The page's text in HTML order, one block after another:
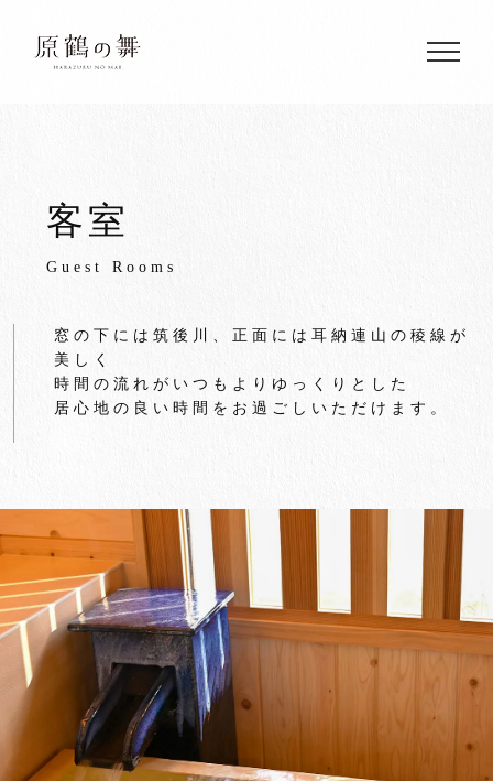
content
客室
Guest Rooms
窓の下には筑後川、正面には耳納連山の稜線が
美しく
時間の流れがいつもよりゆっくりとした
居心地の良い時間をお過ごしいただけます。